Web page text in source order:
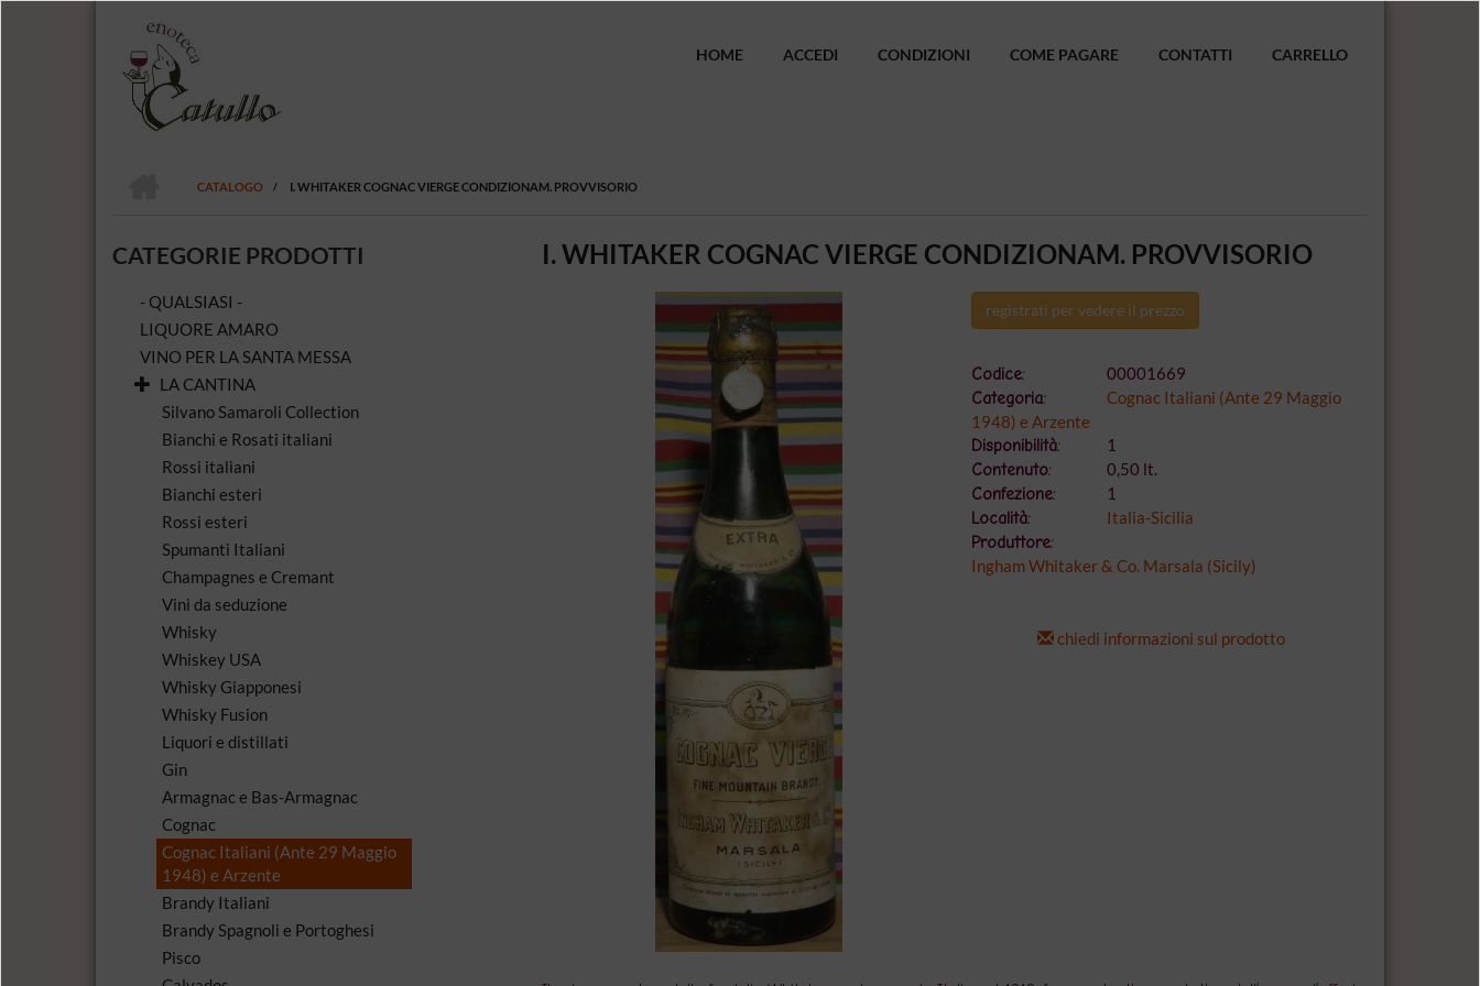
HOME ACCEDI CONDIZIONI COME PAGARE CONTATTI CARRELLO
DI
PANE
CATALOGO
/ I. WHITAKER COGNAC VIERGE CONDIZIONAM. PROVVISORIO
CATEGORIE PRODOTTI
- QUALSIASI -
LIQUORE AMARO
VINO PER LA SANTA MESSA
LA CANTINA
Silvano Samaroli Collection
Bianchi e Rosati italiani
Rossi italiani
Bianchi esteri
Rossi esteri
Spumanti Italiani
Champagnes e Cremant
Vini da seduzione
Whisky
Whiskey USA
Whisky Giapponesi
Whisky Fusion
Liquori e distillati
Gin
Armagnac e Bas-Armagnac
Cognac
Cognac Italiani (Ante 29 Maggio
1948) e Arzente
Brandy Italiani
Brandy Spagnoli e Portoghesi
Pisco
I. WHITAKER COGNAC VIERGE CONDIZIONAM. PROVVISORIO
registrati per vedere il prezzo
Codice:
00001669
Categoria:
Cognac Italiani (Ante 29 Maggio
1948) e Arzente
Disponibilità:
1
Contenuto:
0,50 lt.
Confezione:
1
Località:
Italia-Sicilia
Produttore:
Ingham Whitaker & Co. Marsala (Sicily)
chiedi informazioni sul prodotto